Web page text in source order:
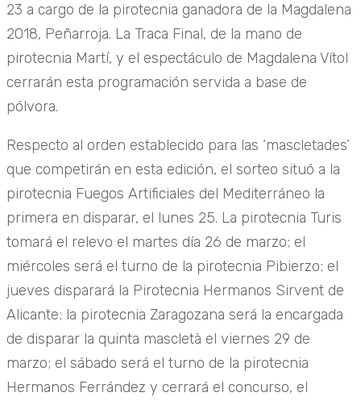
23 a cargo de la pirotecnia ganadora de la Magdalena
2018, Peñarroja. La Traca Final, de la mano de
pirotecnia Martí, y el espectáculo de Magdalena Vítol
cerrarán esta programación servida a base de
pólvora.
Respecto al orden establecido para las ‘mascletades’
que competirán en esta edición, el sorteo situó a la
pirotecnia Fuegos Artificiales del Mediterráneo la
primera en disparar, el lunes 25. La pirotecnia Turis
tomará el relevo el martes día 26 de marzo; el
miércoles será el turno de la pirotecnia Pibierzo; el
jueves disparará la Pirotecnia Hermanos Sirvent de
Alicante; la pirotecnia Zaragozana será la encargada
de disparar la quinta mascletà el viernes 29 de
marzo; el sábado será el turno de la pirotecnia
Hermanos Ferrández y cerrará el concurso, el